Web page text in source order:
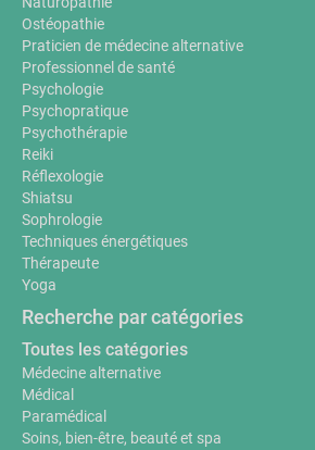
Ostéopathie
Praticien de médecine alternative
Professionnel de santé
Psychologie
Psychopratique
Psychothérapie
Reiki
Réflexologie
Shiatsu
Sophrologie
Techniques énergétiques
Thérapeute
Yoga
Recherche par catégories
Toutes les catégories
Médecine alternative
Médical
Paramédical
Soins, bien-être, beauté et spa